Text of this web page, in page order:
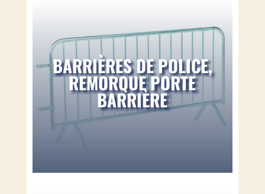
BARRIÈRES DE POLICE,
REMORQUE PORTE
BARRIÈRE